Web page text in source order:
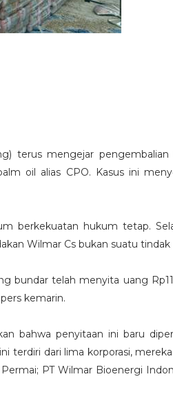
terus mengejar pengembalian
oil alias CPO. Kasus ini
berkekuatan hukum tetap.
Wilmar Cs bukan suatu tindak
bundar telah menyita uang
kemarin.
bahwa penyitaan ini baru
terdiri dari lima korporasi,
PT Wilmar Bioenergi